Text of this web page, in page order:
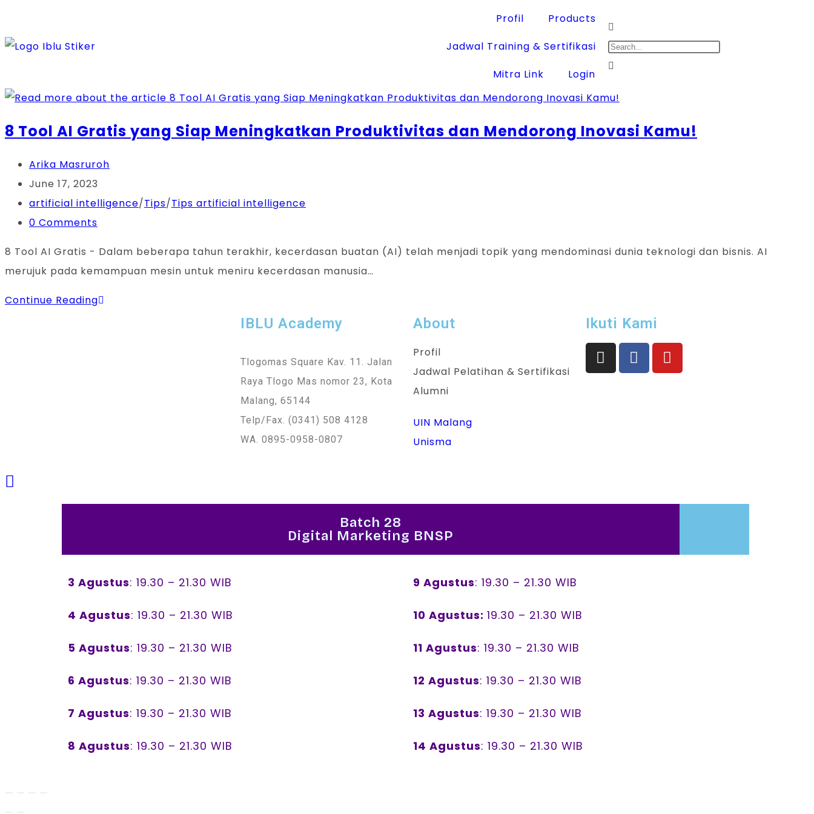
Profil
Products
Jadwal Training & Sertifikasi
Mitra Link
Login
8 Tool AI Gratis yang Siap Meningkatkan Produktivitas dan Mendorong Inovasi Kamu!
Arika Masruroh
June 17, 2023
artificial intelligence/Tips/Tips artificial intelligence
0 Comments
8 Tool AI Gratis - Dalam beberapa tahun terakhir, kecerdasan buatan (AI) telah menjadi topik yang mendominasi dunia teknologi dan bisnis. AI
merujuk pada kemampuan mesin untuk meniru kecerdasan manusia…
Continue Reading
IBLU Academy
Tlogomas Square Kav. 11. Jalan
Raya Tlogo Mas nomor 23, Kota
Malang, 65144
Telp/Fax. (0341) 508 4128
WA. 0895-0958-0807
About
Profil
Jadwal Pelatihan & Sertifikasi
Alumni
UIN Malang
Unisma
Ikuti Kami
Batch 28
Digital Marketing BNSP
3 Agustus: 19.30 – 21.30 WIB
4 Agustus: 19.30 – 21.30 WIB
5 Agustus: 19.30 – 21.30 WIB
6 Agustus: 19.30 – 21.30 WIB
7 Agustus: 19.30 – 21.30 WIB
8 Agustus: 19.30 – 21.30 WIB
9 Agustus: 19.30 – 21.30 WIB
10 Agustus: 19.30 – 21.30 WIB
11 Agustus: 19.30 – 21.30 WIB
12 Agustus: 19.30 – 21.30 WIB
13 Agustus: 19.30 – 21.30 WIB
14 Agustus: 19.30 – 21.30 WIB